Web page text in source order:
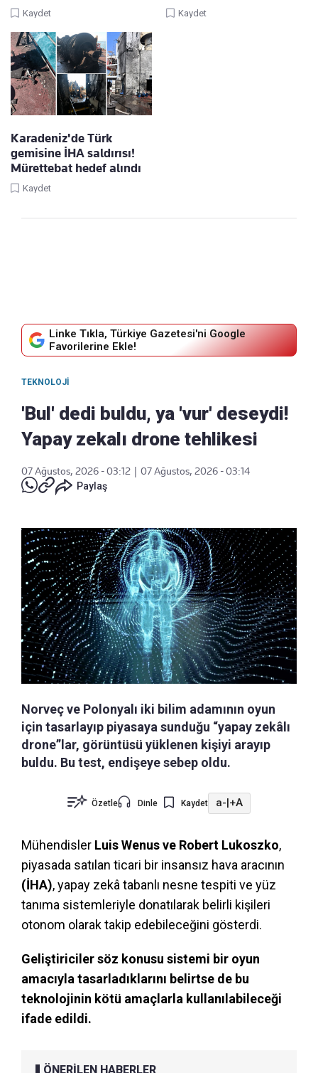
Kaydet Kaydet
Karadeniz'de Türk
gemisine İHA saldırısı!
Mürettebat hedef alındı
Kaydet
Linke Tıkla, Türkiye Gazetesi'ni Google
Favorilerine Ekle!
TEKNOLOJI
'Bul' dedi buldu, ya 'vur' deseydi!
Yapay zekalı drone tehlikesi
07 Ağustos, 2026 - 03:12
07 Ağustos, 2026 - 03:14
Paylaş
Norveç ve Polonyalı iki bilim adamının oyun
için tasarlayıp piyasaya sunduğu “yapay zekâlı
drone”lar, görüntüsü yüklenen kişiyi arayıp
buldu. Bu test, endişeye sebep oldu.
Özetle Dinle Kaydet a-|+A
Mühendisler Luis Wenus ve Robert Lukoszko,
piyasada satılan ticari bir insansız hava aracının
(İHA), yapay zekâ tabanlı nesne tespiti ve yüz
tanıma sistemleriyle donatılarak belirli kişileri
otonom olarak takip edebileceğini gösterdi.
Geliştiriciler söz konusu sistemi bir oyun
amacıyla tasarladıklarını belirtse de bu
teknolojinin kötü amaçlarla kullanılabileceği
ifade edildi.
ÖNERİLEN HABERLER